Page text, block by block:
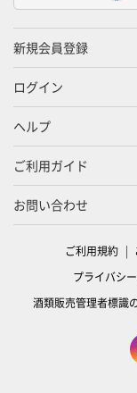
新規会員登録
ログイン
ヘルプ
ご利用ガイド
お問い合わせ
ご利用規約
プライバシ
酒類販売管理者標識